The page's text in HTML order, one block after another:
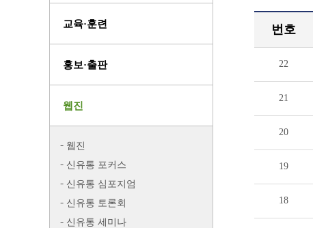
교육·훈련
홍보·출판
웹진
웹진
신유통 포커스
신유통 심포지엄
신유통 토론회
신유통 세미나
번호
22
21
20
19
18